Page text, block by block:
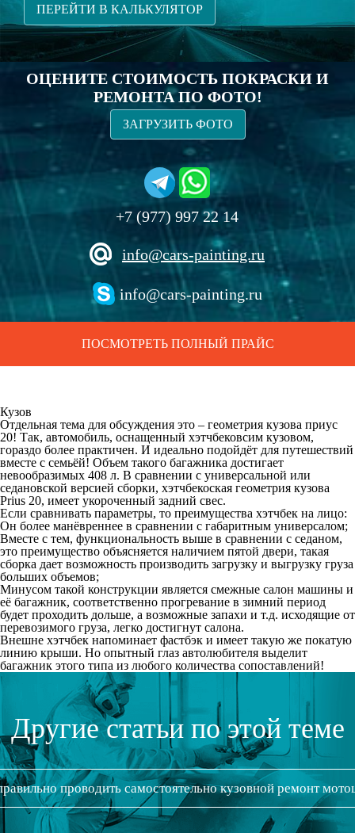
ПЕРЕЙТИ В КАЛЬКУЛЯТОР
ОЦЕНИТЕ СТОИМОСТЬ ПОКРАСКИ И
РЕМОНТА ПО ФОТО!
ЗАГРУЗИТЬ ФОТО
+7 (977) 997 22 14
info@cars-painting.ru
info@cars-painting.ru
ПОСМОТРЕТЬ ПОЛНЫЙ ПРАЙС
Кузов
Отдельная тема для обсуждения это – геометрия кузова приус
20! Так, автомобиль, оснащенный хэтчбековсим кузовом,
гораздо более практичен. И идеально подойдёт для путешествий
вместе с семьёй! Объем такого багажника достигает
невообразимых 408 л. В сравнении с универсальной или
седановской версией сборки, хэтчбекоская геометрия кузова
Prius 20, имеет укороченный задний свес.
Если сравнивать параметры, то преимущества хэтчбек на лицо:
Он более манёвреннее в сравнении с габаритным универсалом;
Вместе с тем, функциональность выше в сравнении с седаном,
это преимущество объясняется наличием пятой двери, такая
сборка дает возможность производить загрузку и выгрузку груза
больших объемов;
Минусом такой конструкции является смежные салон машины и
её багажник, соответственно прогревание в зимний период
будет проходить дольше, а возможные запахи и т.д. исходящие от
перевозимого груза, легко достигнут салона.
Внешне хэтчбек напоминает фастбэк и имеет такую же покатую
линию крыши. Но опытный глаз автолюбителя выделит
багажник этого типа из любого количества сопоставлений!
Другие статьи по этой теме
проводить самостоятельно кузовной ремонт